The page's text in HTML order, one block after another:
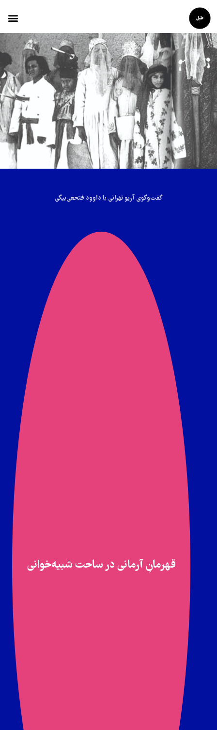
گفت‌وگوی آریو تهرانی با داوود فتحعی‌بیگی
قهرمانِ آرمانی در ساحت شبیه‌خوانی